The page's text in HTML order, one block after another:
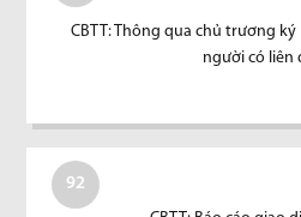
CBTT: Thông qua chủ trương
người có liên
92